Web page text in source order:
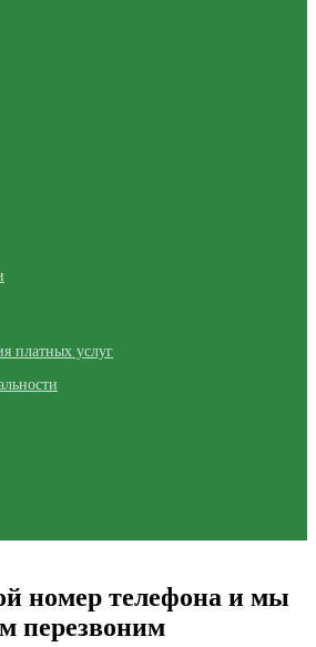
платных услуг
номер телефона и мы
перезвоним